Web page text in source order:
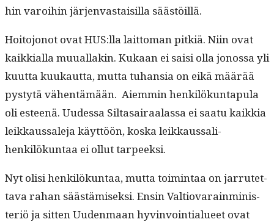
hin varoi­hin jär­jen­vas­taisil­la säästöillä.
Hoito­jonot ovat HUS:lla lait­toman pitk­iä. Niin ovat
kaikkial­la muual­lakin. Kukaan ei saisi olla jonos­sa yli
kuut­ta kuukaut­ta, mut­ta tuhan­sia on eikä määrää
pystytä vähen­tämään. Aiem­min henkilökun­ta­pu­la
oli esteenä. Uudessa Sil­ta­sairaalas­sa ei saatu kaikkia
leikkaus­sale­ja käyt­töön, kos­ka leikkaus­sal­i­
henkilökun­taa ei ollut tarpeeksi.
Nyt olisi henkilökun­taa, mut­ta toim­intaa on jar­rutet­
ta­va rahan säästämisek­si. Ensin Val­tio­varain­min­is­
ter­iö ja sit­ten Uuden­maan hyv­in­voin­tialueet ovat